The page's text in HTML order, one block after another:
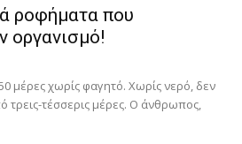
ροφήματα που
οργανισμό!
μέρες χωρίς φαγητό. Χωρίς νερό, δεν
τρεις-τέσσερις μέρες. Ο άνθρωπος,